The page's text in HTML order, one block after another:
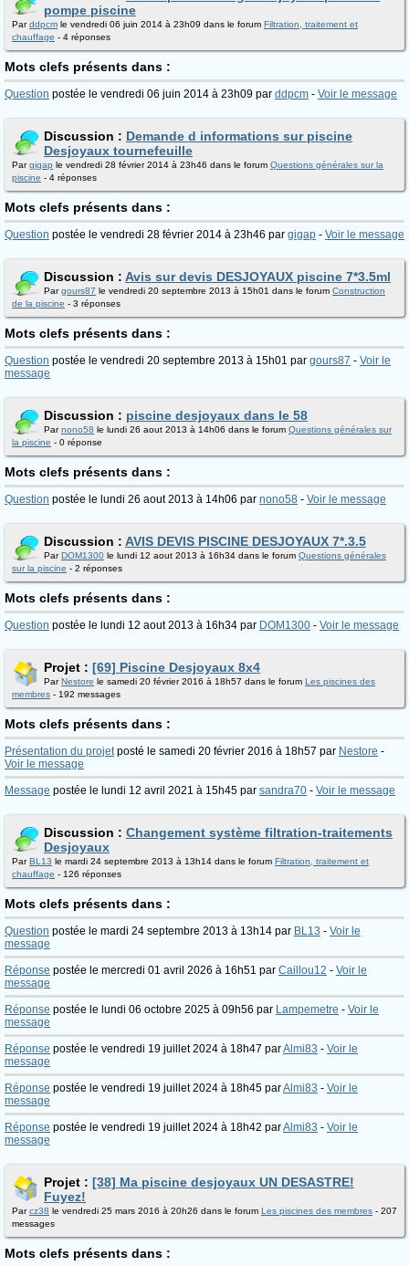
pompe piscine
Parddpcm le vendredi 06 juin 2014 à 23h09 dans le forum Filtration, traitement et
chauffage - 4 réponses
Mots clefs présents dans :
Question postée le vendredi 06 juin 2014 à 23h09 par ddpcm - Voir le message
Discussion : Demande d informations sur piscine
Desjoyaux tournefeuille
Pargigap le vendredi 28 février 2014 à 23h46 dans le forum Questions générales sur la
piscine - 4 réponses
Mots clefs présents dans :
Question postée le vendredi 28 février 2014 à 23h46 par gigap - Voir le message
Discussion : Avis sur devis DESJOYAUX piscine 7*3.5ml
Pargours87 le vendredi 20 septembre 2013 à 15h01 dans le forum Construction
de la piscine - 3 réponses
Mots clefs présents dans :
Question postée le vendredi 20 septembre 2013 à 15h01 par gours87 - Voir le
message
Discussion : piscine desjoyaux dans le 58
Parnono58 le lundi 26 aout 2013 à 14h06 dans le forum Questions générales sur
la piscine - 0 réponse
Mots clefs présents dans :
Question postée le lundi 26 aout 2013 à 14h06 par nono58 - Voir le message
Discussion : AVIS DEVIS PISCINE DESJOYAUX 7*.3.5
ParDOM1300 le lundi 12 aout 2013 à 16h34 dans le forum Questions générales
sur la piscine - 2 réponses
Mots clefs présents dans :
Question postée le lundi 12 aout 2013 à 16h34 par DOM1300 - Voir le message
Projet : [69] Piscine Desjoyaux 8x4
ParNestore le samedi 20 février 2016 à 18h57 dans le forum Les piscines des
membres - 192 messages
Mots clefs présents dans :
Présentation du projetposté le samedi 20 février 2016 à 18h57 par Nestore -
Voir le message
Message postée le lundi 12 avril 2021 à 15h45 par sandra70 - Voir le message
Discussion : Changement système filtration-traitements
Desjoyaux
ParBL13 le mardi 24 septembre 2013 à 13h14 dans le forum Filtration, traitement et
chauffage - 126 réponses
Mots clefs présents dans :
Question postée le mardi 24 septembre 2013 à 13h14 par BL13 - Voir le
message
Réponse postée le mercredi 01 avril 2026 à 16h51 par Caillou12 - Voir le
message
Réponse postée le lundi 06 octobre 2025 à 09h56 par Lampemetre - Voir le
message
Réponse postée le vendredi 19 juillet 2024 à 18h47 parAlmi83 - Voir le
message
Réponse postée le vendredi 19 juillet 2024 à 18h45 parAlmi83 - Voir le
message
Réponse postée le vendredi 19 juillet 2024 à 18h42 parAlmi83 - Voir le
message
Projet : [38] Ma piscine desjoyaux UN DESASTRE!
Fuyez!
Parcz38 le vendredi 25 mars 2016 à 20h26 dans le forum Les piscines des membres - 207
messages
Mots clefs présents dans :